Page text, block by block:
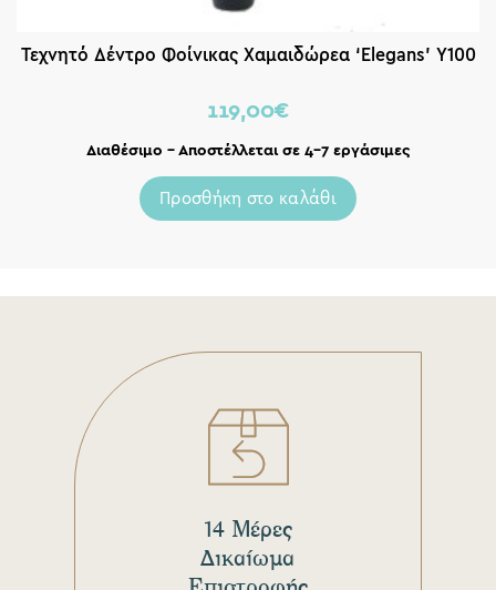
Τεχνητό Δέντρο Φοίνικας Χαμαιδώρεα ‘Elegans’ Υ100
119,00€
Διαθέσιμο – Αποστέλλεται σε 4-7 εργάσιμες
Προσθήκη στο καλάθι
14 Μέρες
Δικαίωμα